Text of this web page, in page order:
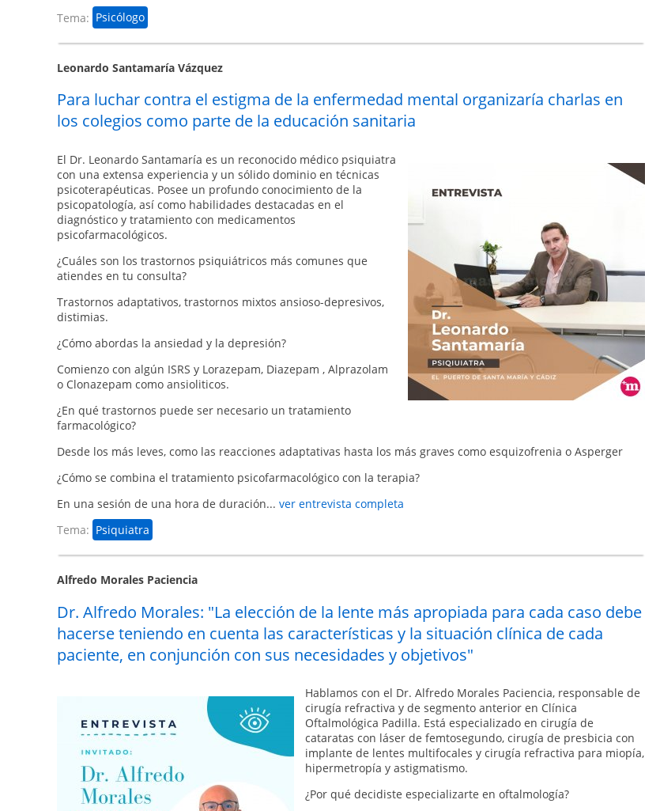
Tema: Psicólogo
Leonardo Santamaría Vázquez
Para luchar contra el estigma de la enfermedad mental organizaría charlas en
los colegios como parte de la educación sanitaria
El Dr. Leonardo Santamaría es un reconocido médico psiquiatra
con una extensa experiencia y un sólido dominio en técnicas
psicoterapéuticas. Posee un profundo conocimiento de la
psicopatología, así como habilidades destacadas en el
diagnóstico y tratamiento con medicamentos
psicofarmacológicos.
¿Cuáles son los trastornos psiquiátricos más comunes que
atiendes en tu consulta?
Trastornos adaptativos, trastornos mixtos ansioso-depresivos,
distimias.
¿Cómo abordas la ansiedad y la depresión?
Comienzo con algún ISRS y Lorazepam, Diazepam , Alprazolam
o Clonazepam como ansioliticos.
¿En qué trastornos puede ser necesario un tratamiento
farmacológico?
Desde los más leves, como las reacciones adaptativas hasta los más graves como esquizofrenia o Asperger
¿Cómo se combina el tratamiento psicofarmacológico con la terapia?
En una sesión de una hora de duración... ver entrevista completa
Tema: Psiquiatra
Alfredo Morales Paciencia
Dr. Alfredo Morales: "La elección de la lente más apropiada para cada caso debe
hacerse teniendo en cuenta las características y la situación clínica de cada
paciente, en conjunción con sus necesidades y objetivos"
Hablamos con el Dr. Alfredo Morales Paciencia, responsable de
cirugía refractiva y de segmento anterior en Clínica
Oftalmológica Padilla. Está especializado en cirugía de
cataratas con láser de femtosegundo, cirugía de presbicia con
implante de lentes multifocales y cirugía refractiva para miopía,
hipermetropía y astigmatismo.
¿Por qué decidiste especializarte en oftalmología?